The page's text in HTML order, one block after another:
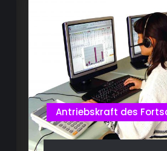
Antriebskraft des